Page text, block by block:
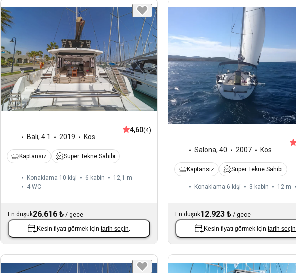
Bali, 4.1 2019 Kos
4,60(4)
Kaptansız Süper Tekne Sahibi
Konaklama 10 kişi 6 kabin
12,1 m
4 WC
En düşük26.616 ₺ / gece
Kesin fiyatı görmek için tarih seçin
Salona, 40 2007 Kos
Kaptansız Süper Tekne Sahibi
Konaklama 6 kişi 3 kabin 12 m
En düşük12.923 ₺/ gece
Kesin fiyatı görmek içintarih seçin